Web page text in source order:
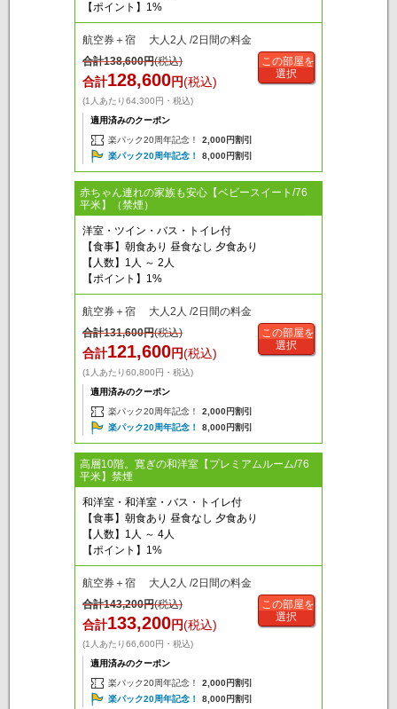
【ポイント】1%
航空券＋宿 大人2人 /2日間の料金
合計138,600円(税込)
合計128,600円(税込)
(1人あたり64,300円・税込)
適用済みのクーポン
楽パック20周年記念！
2,000円割引
楽パック20周年記念！
8,000円割引
この部屋を
選択
赤ちゃん連れの家族も安心【ベビースイート/76
平米】（禁煙）
洋室・ツイン・バス・トイレ付
【食事】朝食あり 昼食なし 夕食あり
【人数】1人 ～ 2人
【ポイント】1%
航空券＋宿 大人2人 /2日間の料金
合計131,600円(税込)
合計121,600円(税込)
(1人あたり60,800円・税込)
適用済みのクーポン
楽パック20周年記念！
2,000円割引
楽パック20周年記念！
8,000円割引
この部屋を
選択
高層10階。寛ぎの和洋室【プレミアムルーム/76
平米】禁煙
和洋室・和洋室・バス・トイレ付
【食事】朝食あり 昼食なし 夕食あり
【人数】1人 ～ 4人
【ポイント】1%
航空券＋宿 大人2人 /2日間の料金
合計143,200円(税込)
合計133,200円(税込)
(1人あたり66,600円・税込)
適用済みのクーポン
楽パック20周年記念！
2,000円割引
楽パック20周年記念！
8,000円割引
この部屋を
選択